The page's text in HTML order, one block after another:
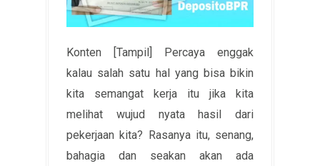
Konten [Tampil] Percaya enggak
kalau salah satu hal yang bisa bikin
kita semangat kerja itu jika kita
melihat wujud nyata hasil dari
pekerjaan kita? Rasanya itu, senang,
bahagia dan seakan akan ada